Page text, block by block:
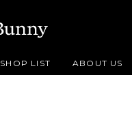
SHOP LIST ABOUT US